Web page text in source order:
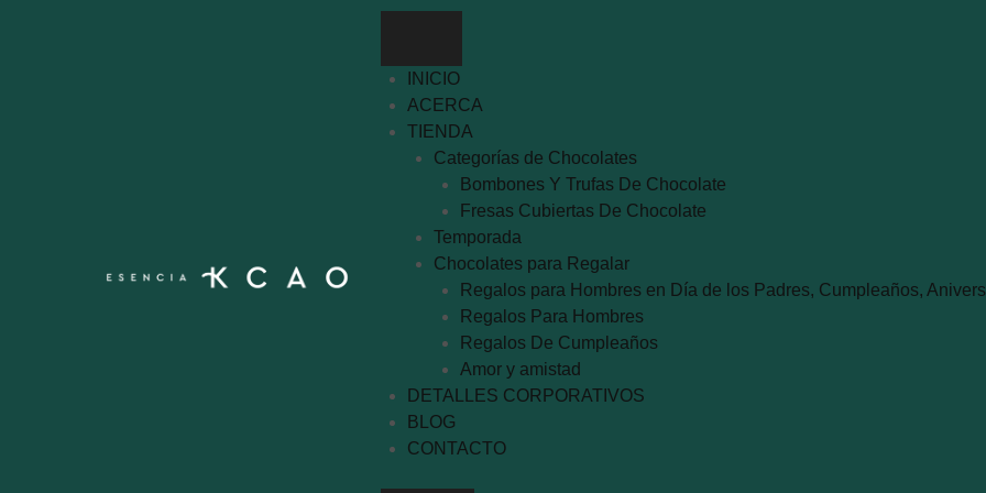
INICIO
ACERCA
TIENDA
Categorías de Chocolates
Bombones Y Trufas De Chocolate
Fresas Cubiertas De Chocolate
Temporada
Chocolates para Regalar
Regalos para Hombres en Día de los Padres, Cumpleaños,
Regalos Para Hombres
Regalos De Cumpleaños
Amor y amistad
DETALLES CORPORATIVOS
BLOG
CONTACTO